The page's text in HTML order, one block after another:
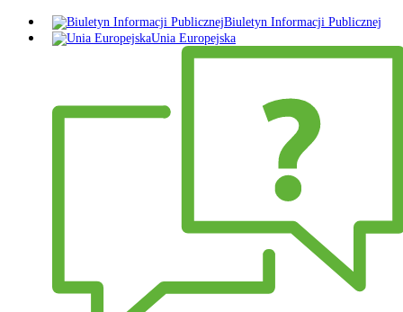
Biuletyn Informacji Publicznej
Unia Europejska